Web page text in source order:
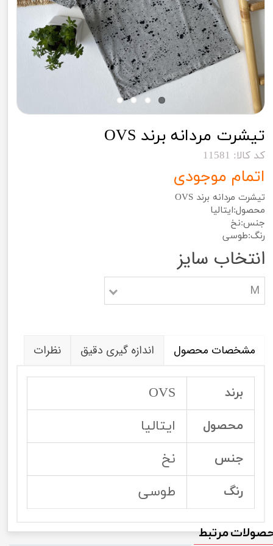
تیشرت مردانه برند OVS
کد کالا: 11581
اتمام موجودی
تیشرت مردانه برند OVS
محصول:ایتالیا
جنس:نخ
رنگ:طوسی
انتخاب سایز
M
مشخصات محصول اندازه گیری دقیق نظرات
برند OVS
محصول ایتالیا
جنس نخ
رنگ طوسی
مرتبط